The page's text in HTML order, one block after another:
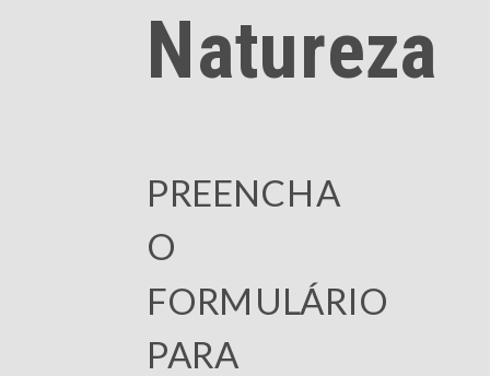
Natureza
PREENCHA
O
FORMULÁRIO
PARA